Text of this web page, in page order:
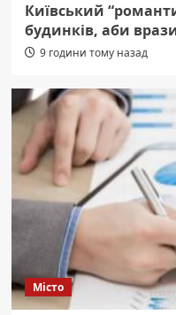
Київський
будинків, аби
9 години тому назад
Місто